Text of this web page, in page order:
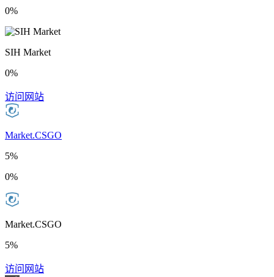
0%
SIH Market
0%
访问网站
Market.CSGO
5%
0%
Market.CSGO
5%
访问网站